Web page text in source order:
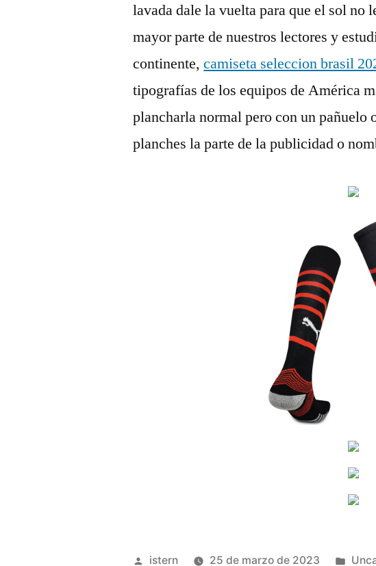
lavada dale la vuelta para que el sol no
mayor parte de nuestros lectores y
continente,camiseta seleccion brasil
tipografías de los equipos de América
plancharla normal pero con un pañuelo
planches la parte de la publicidad o
Publicado
istern 25 de marzo de 2023